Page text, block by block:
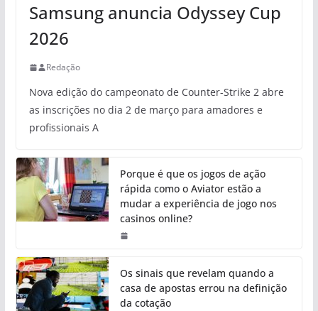
Samsung anuncia Odyssey Cup
2026
Redação
Nova edição do campeonato de Counter-Strike 2 abre
as inscrições no dia 2 de março para amadores e
profissionais A
Porque é que os jogos de ação
rápida como o Aviator estão a
mudar a experiência de jogo nos
casinos online?
Os sinais que revelam quando a
casa de apostas errou na definição
da cotação